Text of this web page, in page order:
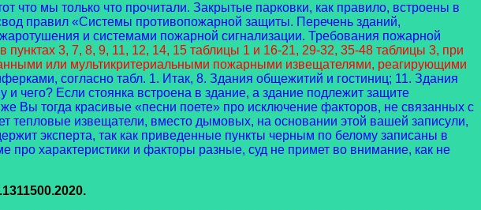
что мы только что прочитали. Закрытые парковки, как правило, встроены в
правил «Системы противопожарной защиты. Перечень зданий,
и системами пожарной сигнализации. Требования пожарной
3, 7, 8, 9, 11, 12, 14, 15 таблицы 1 и 16-21, 29-32, 35-48 таблицы 3, при
или мультикритериальными пожарными извещателями, реагирующими
согласно табл. 1. Итак, 8. Здания общежитий и гостиниц; 11. Здания
чего? Если стоянка встроена в здание, а здание подлежит защите
Вы тогда красивые «песни поете» про исключение факторов, не связанных с
тепловые извещатели, вместо дымовых, на основании этой вашей записули,
эксперта, так как приведенные пункты черным по белому записаны в
характеристики и факторы разные, суд не примет во внимание, как не